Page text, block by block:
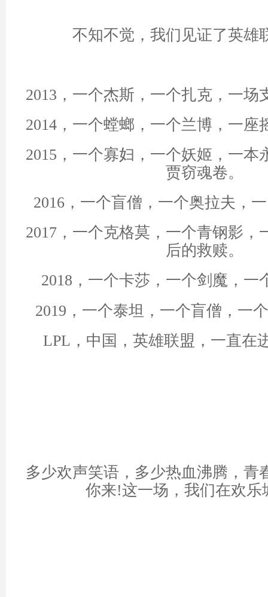
不知不觉，我们见证了英雄
2013，一个杰斯，一个扎克，一场
2014，一个螳螂，一个兰博，一座
2015，一个寡妇，一个妖姬，一本
贾窃魂卷。
2016，一个盲僧，一个奥拉夫，
2017，一个克格莫，一个青钢影，
后的救赎。
2018，一个卡莎，一个剑魔，一
2019，一个泰坦，一个盲僧，一
LPL，中国，英雄联盟，一直在
多少欢声笑语，多少热血沸腾，青
你来!这一场，我们在欢乐